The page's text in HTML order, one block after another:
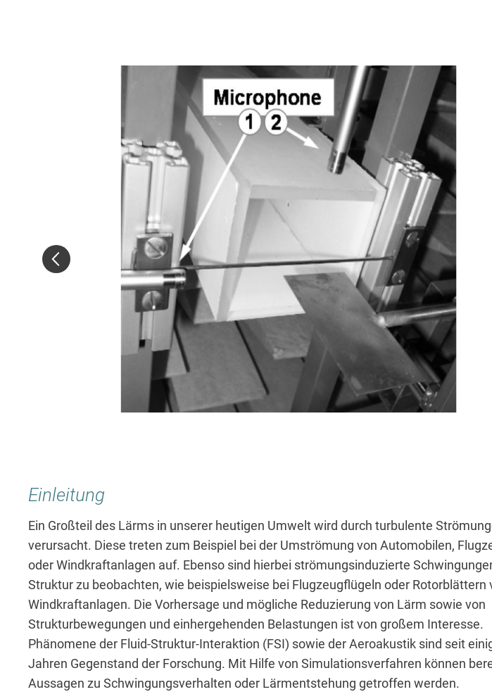
Einleitung
Ein Großteil des Lärms in unserer heutigen Umwelt wird durch turbulente
verursacht. Diese treten zum Beispiel bei der Umströmung von Automobilen,
oder Windkraftanlagen auf. Ebenso sind hierbei strömungsinduzierte
Struktur zu beobachten, wie beispielsweise bei Flugzeugflügeln oder Rotorblättern
Windkraftanlagen. Die Vorhersage und mögliche Reduzierung von Lärm sowie von
Strukturbewegungen und einhergehenden Belastungen ist von großem Interesse.
Phänomene der Fluid-Struktur-Interaktion (FSI) sowie der Aeroakustik sind seit
Jahren Gegenstand der Forschung. Mit Hilfe von Simulationsverfahren können
Aussagen zu Schwingungsverhalten oder Lärmentstehung getroffen werden.